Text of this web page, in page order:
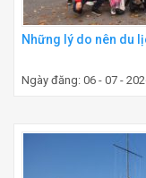
Những lý do nên du
Ngày đăng: 06 - 07 -